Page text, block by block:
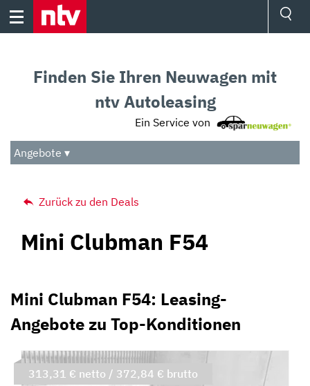
Skip
Audio
Das Beste
Finden Sie Ihren Neuwagen mit
ntv Autoleasing
Ein Service von
Angebote ▾
Zurück zu den Deals
Mini Clubman F54
Mini Clubman F54: Leasing-
Angebote zu Top-Konditionen
313,31 € netto / 372,84 € brutto